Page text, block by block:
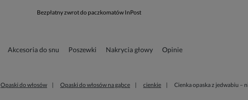
Bezpłatny zwrot do paczkomatów InPost
Akcesoria do snu Poszewki Nakrycia głowy Opinie
Opaski do włosów Opaski do włosów na gąbce cienkie Cienka opaska z jedwabiu –